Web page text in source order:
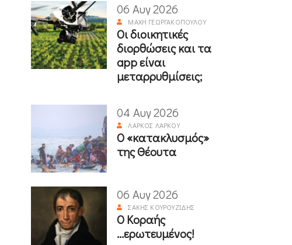
06 Αυγ 2026
ΜΆΧΗ ΓΕΩΡΓΑΚΟΠΟΎΛΟΥ
Οι διοικητικές
διορθώσεις και τα
app είναι
μεταρρυθμίσεις;
04 Αυγ 2026
ΛΆΡΚΟΣ ΛΆΡΚΟΥ
Ο «κατακλυσμός»
της Θέουτα
06 Αυγ 2026
ΣΆΚΗΣ ΚΟΥΡΟΥΖΊΔΗΣ
Ο Κοραής
...ερωτευμένος!